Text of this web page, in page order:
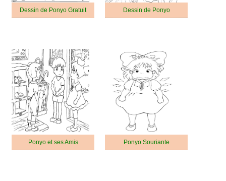
Dessin de Ponyo Gratuit Dessin de Ponyo
Ponyo et ses Amis Ponyo Souriante